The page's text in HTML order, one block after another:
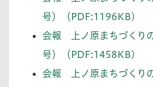
号）（PDF:1196KB)
会報 上ノ原まちづくり
号）（PDF:1458KB)
会報 上ノ原まちづくり